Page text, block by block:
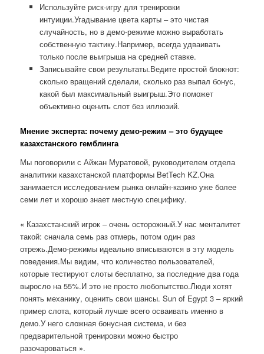
Используйте риск-игру для тренировки
интуиции.Угадывание цвета карты – это чистая
случайность, но в демо-режиме можно выработать
собственную тактику.Например, всегда удваивать
только после выигрыша на средней ставке.
Записывайте свои результаты.Ведите простой блокнот:
сколько вращений сделали, сколько раз выпал бонус,
какой был максимальный выигрыш.Это поможет
объективно оценить слот без иллюзий.
Мнение эксперта: почему демо-режим – это будущее
казахстанского гемблинга
Мы поговорили с Айжан Муратовой, руководителем отдела
аналитики казахстанской платформы BetTech KZ.Она
занимается исследованием рынка онлайн-казино уже более
семи лет и хорошо знает местную специфику.
« Казахстанский игрок – очень осторожный.У нас менталитет
такой: сначала семь раз отмерь, потом один раз
отрежь.Демо-режимы идеально вписываются в эту модель
поведения.Мы видим, что количество пользователей,
которые тестируют слоты бесплатно, за последние два года
выросло на 55%.И это не просто любопытство.Люди хотят
понять механику, оценить свои шансы. Sun of Egypt 3 – яркий
пример слота, который лучше всего осваивать именно в
демо.У него сложная бонусная система, и без
предварительной тренировки можно быстро
разочароваться ».